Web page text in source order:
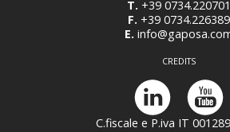
T. +39 0734.220701
F. +39 0734.226389
E.
CREDITS
C.fiscale e P.iva IT